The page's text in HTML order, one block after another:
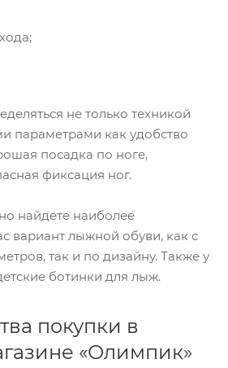
не только техникой
параметрами как удобство
посадка по ноге,
фиксация ног.
найдете наиболее
вариант лыжной обуви, как с
так и по дизайну. Также у
ботинки для лыж.
покупки в
«Олимпик»